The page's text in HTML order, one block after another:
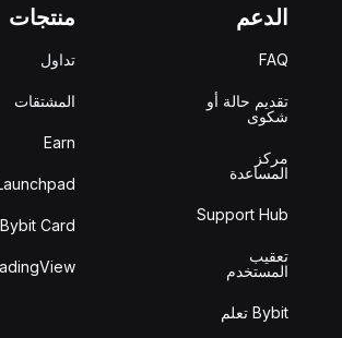
الدعم
FAQ
تقديم حالة أو
شكوى
مركز
المساعدة
Support Hub
تعقيب
المستخدم
Bybit تعلم
منتجات
تداول
المشتقات
Earn
Bybit Card